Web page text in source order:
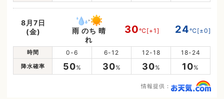
8月7日
(金)
雨 のち 晴
れ
30℃[+1] 24℃[±0]
時間 0-6 6-12 12-18 18-24
降水確率 50% 30% 30% 10%
情報提供：